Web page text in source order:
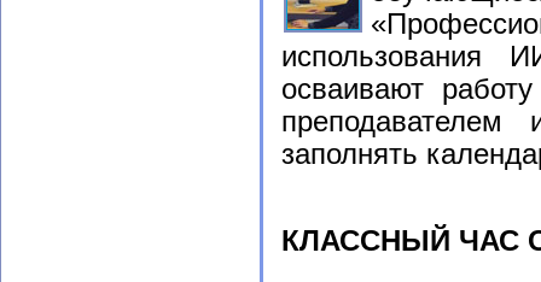
использования
осваивают
заполнять
КЛАССНЫЙ ЧАС